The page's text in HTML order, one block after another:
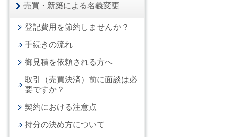
売買・新築による名義変更
登記費用を節約しませんか？
手続きの流れ
御見積を依頼される方へ
取引（売買決済）前に面談は必
要ですか？
契約における注意点
持分の決め方について